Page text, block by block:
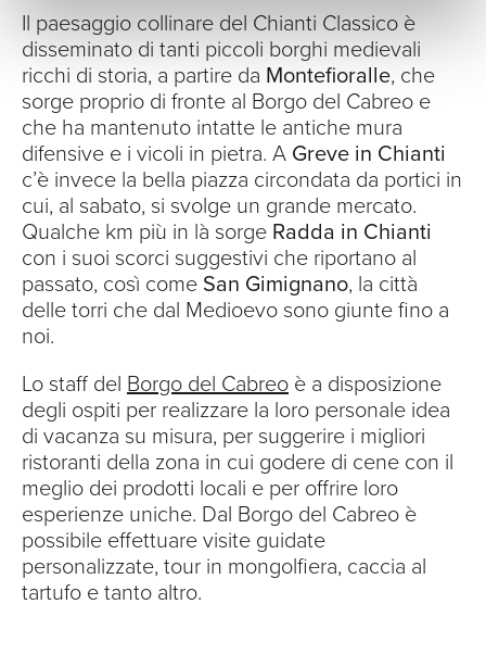
Il paesaggio collinare del Chianti Classico è
disseminato di tanti piccoli borghi medievali
ricchi di storia, a partire da Montefioralle, che
sorge proprio di fronte al Borgo del Cabreo e
che ha mantenuto intatte le antiche mura
difensive e i vicoli in pietra. A Greve in Chianti
c’è invece la bella piazza circondata da portici in
cui, al sabato, si svolge un grande mercato.
Qualche km più in là sorge Radda in Chianti
con i suoi scorci suggestivi che riportano al
passato, così come San Gimignano, la città
delle torri che dal Medioevo sono giunte fino a
noi.
Lo staff del Borgo del Cabreo è a disposizione
degli ospiti per realizzare la loro personale idea
di vacanza su misura, per suggerire i migliori
ristoranti della zona in cui godere di cene con il
meglio dei prodotti locali e per offrire loro
esperienze uniche. Dal Borgo del Cabreo è
possibile effettuare visite guidate
personalizzate, tour in mongolfiera, caccia al
tartufo e tanto altro.